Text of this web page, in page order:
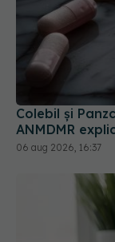
Colebil și
ANMDMR
06 aug 2026, 16:37